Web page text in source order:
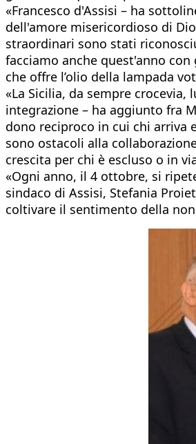
«Francesco d'Assisi – ha
dell'amore misericordioso di
straordinari sono stati
facciamo anche quest'anno
che offre l’olio della lampada
«La Sicilia, da sempre
integrazione – ha aggiunto fra
dono reciproco in cui chi arriva
sono ostacoli alla
crescita per chi è escluso o in
«Ogni anno, il 4 ottobre, si
sindaco di Assisi, Stefania
coltivare il sentimento della